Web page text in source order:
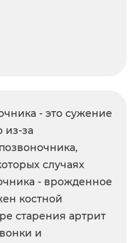
- это сужение
из-за
случаях
- врожденное
костной
старения артрит
и